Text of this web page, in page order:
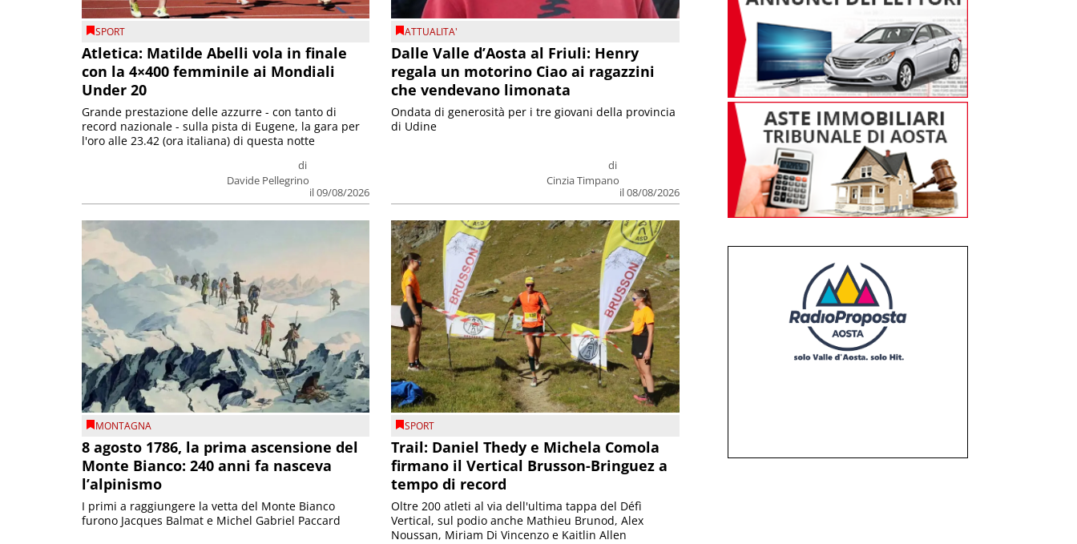
SPORT
Atletica: Matilde Abelli vola in finale
con la 4×400 femminile ai Mondiali
Under 20
di
Davide Pellegrino
il 09/08/2026
Grande prestazione delle azzurre - con tanto di
record nazionale - sulla pista di Eugene, la gara per
l'oro alle 23.42 (ora italiana) di questa notte
ATTUALITA'
Dalle Valle d’Aosta al Friuli: Henry
regala un motorino Ciao ai ragazzini
che vendevano limonata
di
Cinzia Timpano
il 08/08/2026
Ondata di generosità per i tre giovani della provincia
di Udine
MONTAGNA
8 agosto 1786, la prima ascensione del
Monte Bianco: 240 anni fa nasceva
l’alpinismo
I primi a raggiungere la vetta del Monte Bianco
furono Jacques Balmat e Michel Gabriel Paccard
SPORT
Trail: Daniel Thedy e Michela Comola
firmano il Vertical Brusson-Bringuez a
tempo di record
Oltre 200 atleti al via dell'ultima tappa del Défì
Vertical, sul podio anche Mathieu Brunod, Alex
Noussan, Miriam Di Vincenzo e Kaitlin Allen